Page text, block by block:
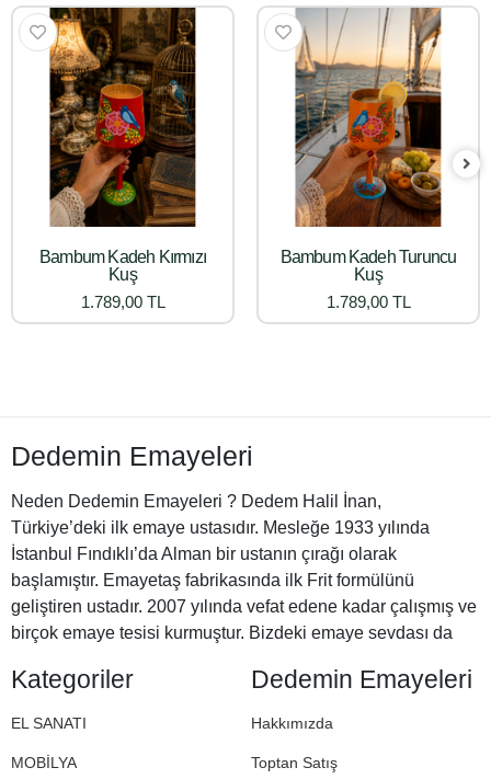
Bambum Kadeh Kırmızı
Kuş
1.789,00 TL
Bambum Kadeh Turuncu
Kuş
1.789,00 TL
Dedemin Emayeleri
Neden Dedemin Emayeleri ? Dedem Halil İnan,
Türkiye’deki ilk emaye ustasıdır. Mesleğe 1933 yılında
İstanbul Fındıklı’da Alman bir ustanın çırağı olarak
başlamıştır. Emayetaş fabrikasında ilk Frit formülünü
geliştiren ustadır. 2007 yılında vefat edene kadar çalışmış ve
birçok emaye tesisi kurmuştur. Bizdeki emaye sevdası da
Emayeleri
Kategoriler
EL SANATI
MOBİLYA
Dedemin Emayeleri
Hakkımızda
Toptan Satış